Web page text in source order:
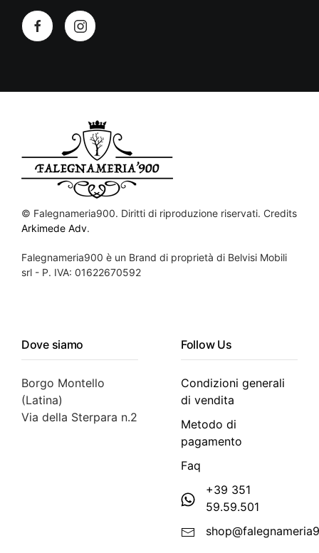
© Falegnameria900. Diritti di riproduzione riservati. Credits
Arkimede Adv.
Falegnameria900 è un Brand di proprietà di Belvisi Mobili
srl - P. IVA: 01622670592
Dove siamo
Borgo Montello
(Latina)
Via della Sterpara n.2
Follow Us
Condizioni generali
di vendita
Metodo di
pagamento
Faq
+39 351
59.59.501